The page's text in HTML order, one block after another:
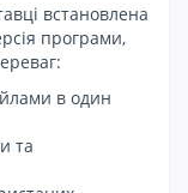
встановлена
програми,
в один
та